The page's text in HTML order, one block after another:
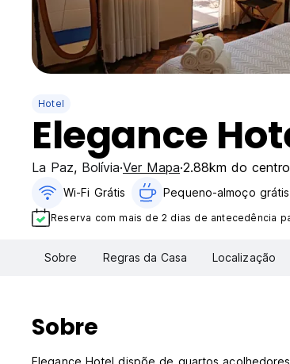
Hotel
Elegance
La Paz, Bolívia Ver Mapa 2.88km do
Wi-Fi Grátis Pequeno-almoço grátis
Reserva com mais de 2 dias de antecedência
Sobre Regras da Casa Localização
Sobre
Elegance Hotel dispõe de quartos